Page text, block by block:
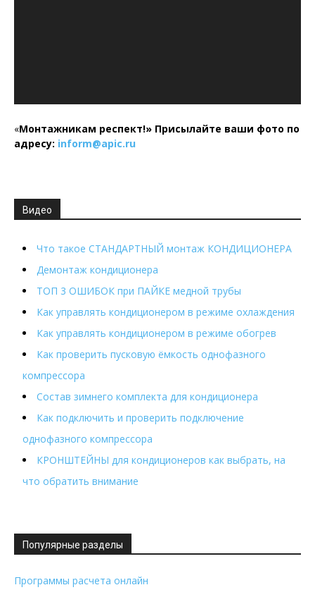
«Монтажникам респект!» Присылайте ваши фото по
адресу: inform@apic.ru
Видео
Что такое СТАНДАРТНЫЙ монтаж КОНДИЦИОНЕРА
Демонтаж кондиционера
ТОП 3 ОШИБОК при ПАЙКЕ медной трубы
Как управлять кондиционером в режиме охлаждения
Как управлять кондиционером в режиме обогрев
Как проверить пусковую ёмкость однофазного
компрессора
Состав зимнего комплекта для кондиционера
Как подключить и проверить подключение
однофазного компрессора
КРОНШТЕЙНЫ для кондиционеров как выбрать, на
что обратить внимание
Популярные разделы
Программы расчета онлайн